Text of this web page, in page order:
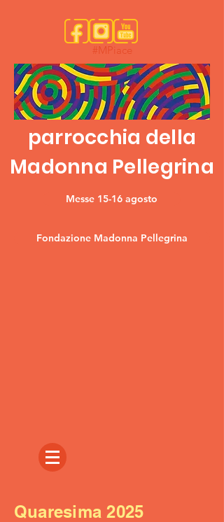
#MPiace
parrocchia della
Madonna Pellegrina
Messe 15-16 agosto
Fondazione Madonna Pellegrina
Quaresima 2025